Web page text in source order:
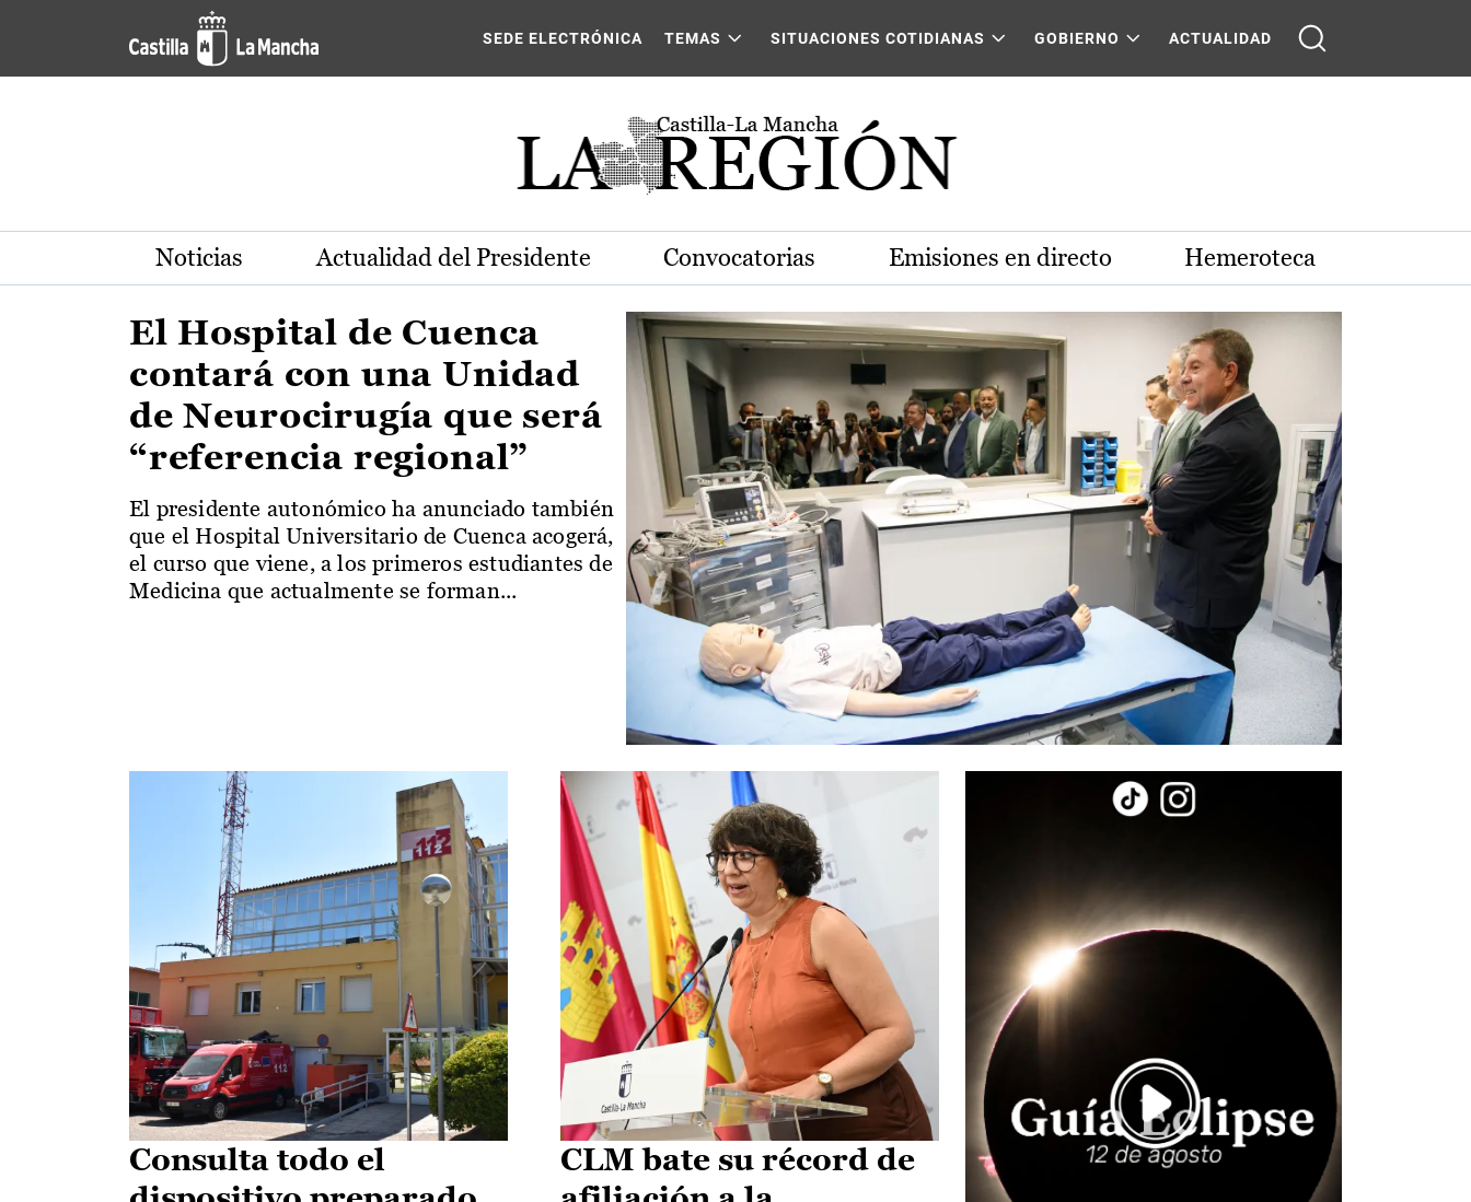
Pasar al contenido principal
Actualidad de la región de Castilla-La Mancha
SEDE ELECTRÓNICA TEMAS SITUACIONES COTIDIANAS GOBIERNO ACTUALIDAD
Noticias Actualidad del Presidente Convocatorias Emisiones en directo Hemeroteca
El Hospital de Cuenca
contará con una Unidad
de Neurocirugía que será
“referencia regional”
El presidente autonómico ha anunciado también
que el Hospital Universitario de Cuenca acogerá,
el curso que viene, a los primeros estudiantes de
Medicina que actualmente se forman...
Consulta todo el
CLM bate su récord de